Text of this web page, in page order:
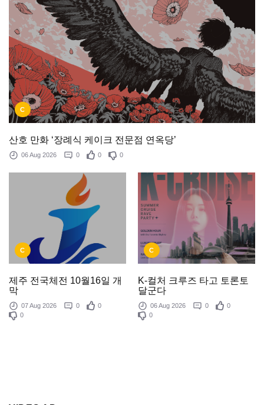
C
산호 만화 ‘장례식 케이크 전문점 연옥당’
06 Aug 2026 0 0 0
C
제주 전국체전 10월16일 개
막
07 Aug 2026 0
0
0
C
K-컬처 크루즈 타고 토론토
달군다
06 Aug 2026 0
0
0